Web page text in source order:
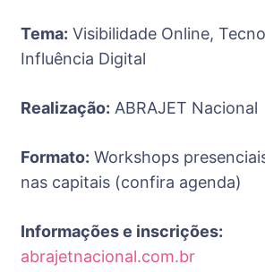
Tema: Visibilidade Online,
Influência Digital
Realização: ABRAJET Nacional
Formato: Workshops
nas capitais (confira agenda)
Informações e inscrições:
abrajetnacional.com.br